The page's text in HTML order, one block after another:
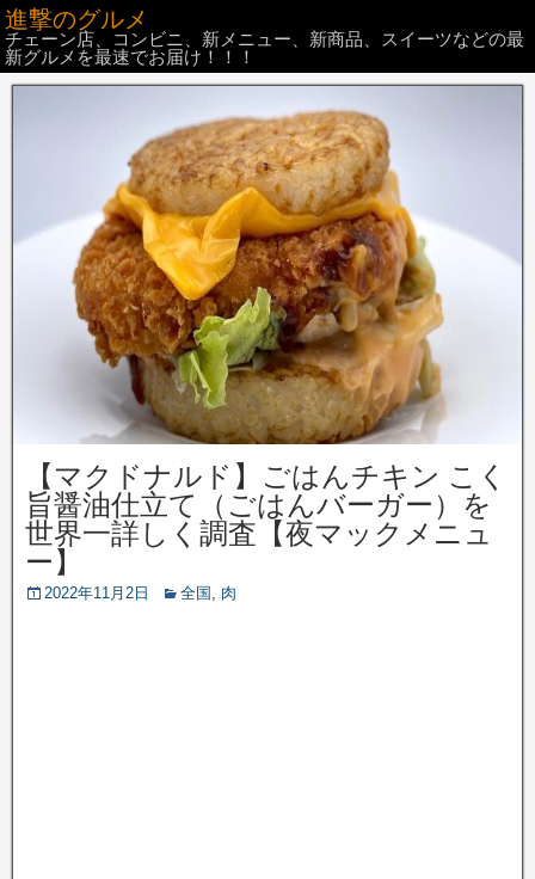
進撃のグルメ
チェーン店、コンビニ、新メニュー、新商品、スイーツなどの最
新グルメを最速でお届け！！！
【マクドナルド】ごはんチキン こく
旨醤油仕立て（ごはんバーガー）を
世界一詳しく調査【夜マックメニュ
ー】
2022年11月2日 全国 , 肉